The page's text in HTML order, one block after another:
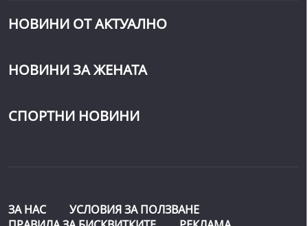
НОВИНИ ОТ АКТУАЛНО
НОВИНИ ЗА ЖЕНАТА
СПОРТНИ НОВИНИ
ЗА НАС
УСЛОВИЯ ЗА ПОЛЗВАНЕ